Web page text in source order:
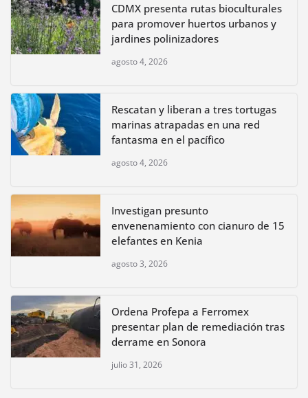
CDMX presenta rutas bioculturales
para promover huertos urbanos y
jardines polinizadores
agosto 4, 2026
Rescatan y liberan a tres tortugas
marinas atrapadas en una red
fantasma en el pacífico
agosto 4, 2026
Investigan presunto
envenenamiento con cianuro de 15
elefantes en Kenia
agosto 3, 2026
Ordena Profepa a Ferromex
presentar plan de remediación tras
derrame en Sonora
julio 31, 2026